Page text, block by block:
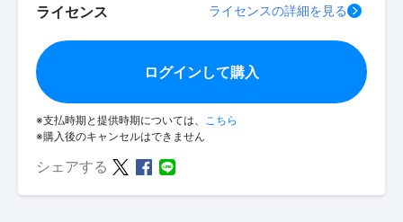
ライセンス ライセンスの詳細を見る
ログインして購入
※支払時期と提供時期については、 こちら
※購入後のキャンセルはできません
シェアする